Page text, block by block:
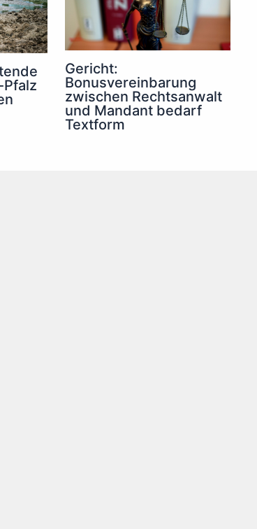
Pfalz
Gericht:
Bonusvereinbarung
zwischen Rechtsanwalt
und Mandant bedarf
Textform